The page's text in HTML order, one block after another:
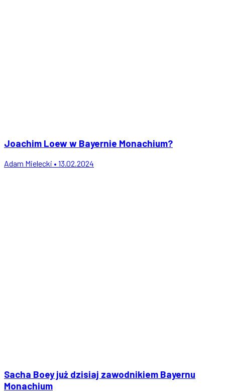
Joachim Loew w Bayernie Monachium?
Adam Mielecki • 13.02.2024
Sacha Boey już dzisiaj zawodnikiem Bayernu
Monachium